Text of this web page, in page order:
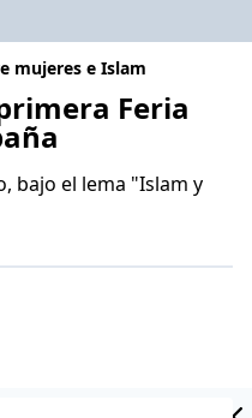
mujeres e Islam
Feria
bajo el lema "Islam y